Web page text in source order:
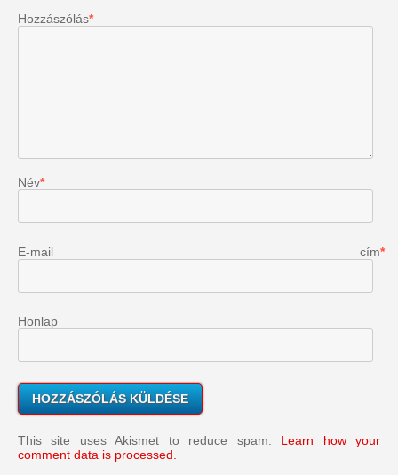
Hozzászólás*
Név*
E-mail cím*
Honlap
This site uses Akismet to reduce spam. Learn how your
comment data is processed.